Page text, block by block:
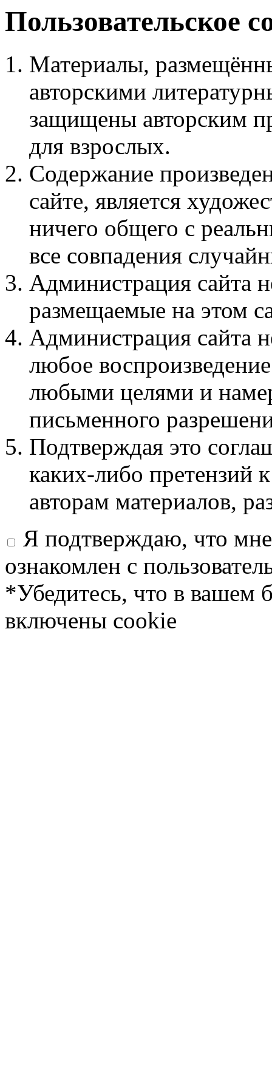
Пользовательское
Материалы,
авторскими
защищены авторским
для взрослых.
Содержание
сайте, является
ничего общего с
все совпадения
Администрация сайта
размещаемые на этом
Администрация сайта
любое
любыми целями и
письменного
Подтверждая это
каких-либо претензий
авторам материалов,
Я подтверждаю, что
ознакомлен с
*Убедитесь, что в вашем
включены cookie